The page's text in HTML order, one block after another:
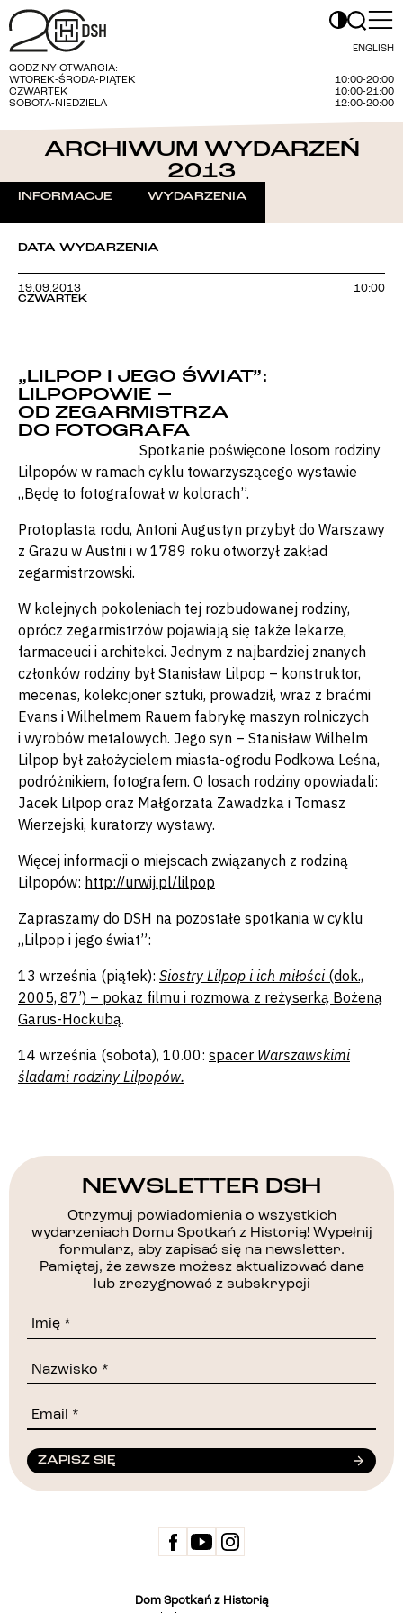
ENGLISH
GODZINY OTWARCIA:
WTOREK-ŚRODA-PIĄTEK
10:00-20:00
CZWARTEK
10:00-21:00
SOBOTA-NIEDZIELA
12:00-20:00
ARCHIWUM WYDARZEŃ
2013
INFORMACJE WYDARZENIA
DATA WYDARZENIA
19.09.2013
CZWARTEK
10:00
„LILPOP I JEGO ŚWIAT”:
LILPOPOWIE –
OD ZEGARMISTRZA
DO FOTOGRAFA
Spotkanie poświęcone losom rodziny
Lilpopów w ramach cyklu towarzyszącego wystawie
„Będę to fotografował w kolorach”.
Protoplasta rodu, Antoni Augustyn przybył do Warszawy
z Grazu w Austrii i w 1789 roku otworzył zakład
zegarmistrzowski.
W kolejnych pokoleniach tej rozbudowanej rodziny,
oprócz zegarmistrzów pojawiają się także lekarze,
farmaceuci i architekci. Jednym z najbardziej znanych
członków rodziny był Stanisław Lilpop – konstruktor,
mecenas, kolekcjoner sztuki, prowadził, wraz z braćmi
Evans i Wilhelmem Rauem fabrykę maszyn rolniczych
i wyrobów metalowych. Jego syn – Stanisław Wilhelm
Lilpop był założycielem miasta-ogrodu Podkowa Leśna,
podróżnikiem, fotografem. O losach rodziny opowiadali:
Jacek Lilpop oraz Małgorzata Zawadzka i Tomasz
Wierzejski, kuratorzy wystawy.
Więcej informacji o miejscach związanych z rodziną
Lilpopów: http://urwij.pl/lilpop
Zapraszamy do DSH na pozostałe spotkania w cyklu
„Lilpop i jego świat”:
13 września (piątek): Siostry Lilpop i ich miłości(dok.,
2005, 87’) – pokaz filmu i rozmowa z reżyserką Bożeną
Garus-Hockubą.
14 września (sobota), 10.00: spacer Warszawskimi
śladami rodziny Lilpopów.
NEWSLETTER DSH
Otrzymuj powiadomienia o wszystkich
wydarzeniach Domu Spotkań z Historią! Wypełnij
formularz, aby zapisać się na newsletter.
Pamiętaj, że zawsze możesz aktualizować dane
lub zrezygnować z subskrypcji
ZAPISZ SIĘ
Dom Spotkań z Historią